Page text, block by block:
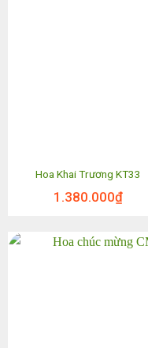
Hoa Khai Trương KT33
1.380.000₫